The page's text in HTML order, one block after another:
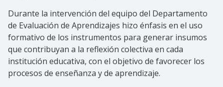
Durante la intervención del equipo del Departamento
de Evaluación de Aprendizajes hizo énfasis en el uso
formativo de los instrumentos para generar insumos
que contribuyan a la reflexión colectiva en cada
institución educativa, con el objetivo de favorecer los
procesos de enseñanza y de aprendizaje.